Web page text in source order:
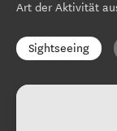
Art der Aktivität
Sightseeing